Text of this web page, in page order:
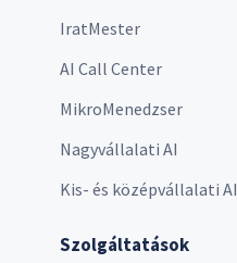
IratMester
AI Call Center
MikroMenedzser
Nagyvállalati AI
Kis- és középvállalati AI
Szolgáltatások